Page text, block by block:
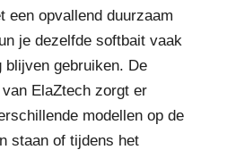
een opvallend duurzaam
je dezelfde softbait vaak
blijven gebruiken. De
ElaZtech zorgt er
modellen op de
staan of tijdens het